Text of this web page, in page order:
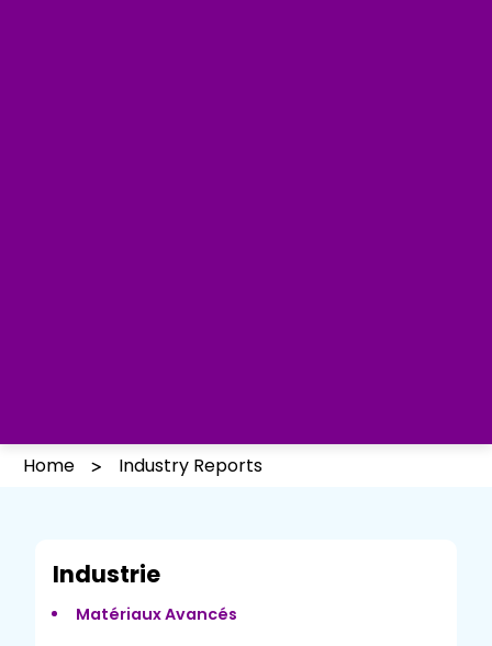
Home Industry Reports
Industrie
Matériaux Avancés